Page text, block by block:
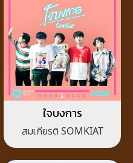
ใจบงการ
สมเกียรติ SOMKIAT